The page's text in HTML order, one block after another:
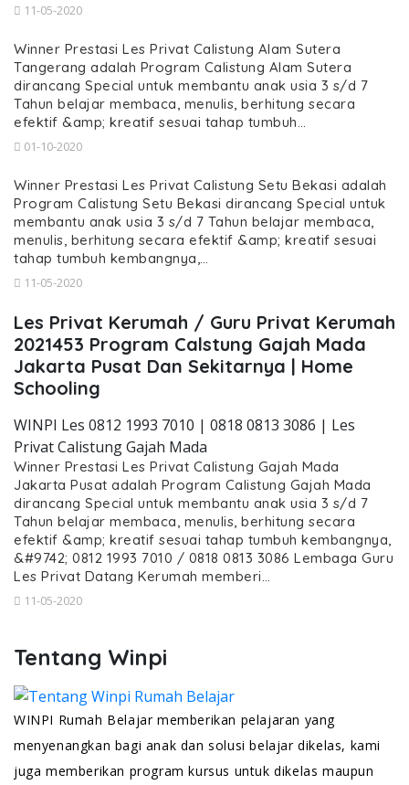
11-05-2020
Winner Prestasi Les Privat Calistung Alam Sutera
Tangerang adalah Program Calistung Alam Sutera
dirancang Special untuk membantu anak usia 3 s/d 7
Tahun belajar membaca, menulis, berhitung secara
efektif &amp; kreatif sesuai tahap tumbuh…
01-10-2020
Winner Prestasi Les Privat Calistung Setu Bekasi adalah
Program Calistung Setu Bekasi dirancang Special untuk
membantu anak usia 3 s/d 7 Tahun belajar membaca,
menulis, berhitung secara efektif &amp; kreatif sesuai
tahap tumbuh kembangnya,…
11-05-2020
Les Privat Kerumah / Guru Privat Kerumah
2021453 Program Calstung Gajah Mada
Jakarta Pusat Dan Sekitarnya | Home
Schooling
WINPI Les 0812 1993 7010 | 0818 0813 3086 | Les
Privat Calistung Gajah Mada
Winner Prestasi Les Privat Calistung Gajah Mada
Jakarta Pusat adalah Program Calistung Gajah Mada
dirancang Special untuk membantu anak usia 3 s/d 7
Tahun belajar membaca, menulis, berhitung secara
efektif &amp; kreatif sesuai tahap tumbuh kembangnya,
&#9742; 0812 1993 7010 / 0818 0813 3086 Lembaga Guru
Les Privat Datang Kerumah memberi…
11-05-2020
Tentang Winpi
WINPI Rumah Belajar memberikan pelajaran yang
menyenangkan bagi anak dan solusi belajar dikelas, kami
juga memberikan program kursus untuk dikelas maupun